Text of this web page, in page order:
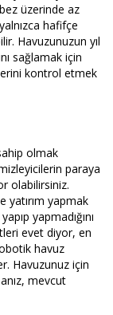
üzerinde az
hafifçe
Havuzunuzun yıl
sağlamak için
kontrol etmek
olmak
paraya
olabilirsiniz.
yatırım yapmak
yapmadığını
evet diyor, en
havuz
Havuzunuz için
mevcut